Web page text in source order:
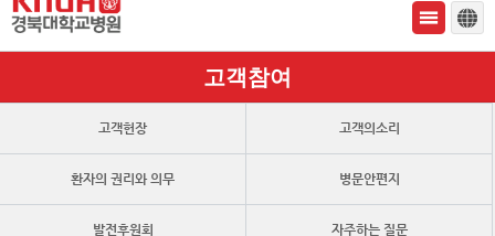
고객참여
고객헌장 고객의소리
환자의 권리와 의무 병문안편지
발전후원회 자주하는 질문